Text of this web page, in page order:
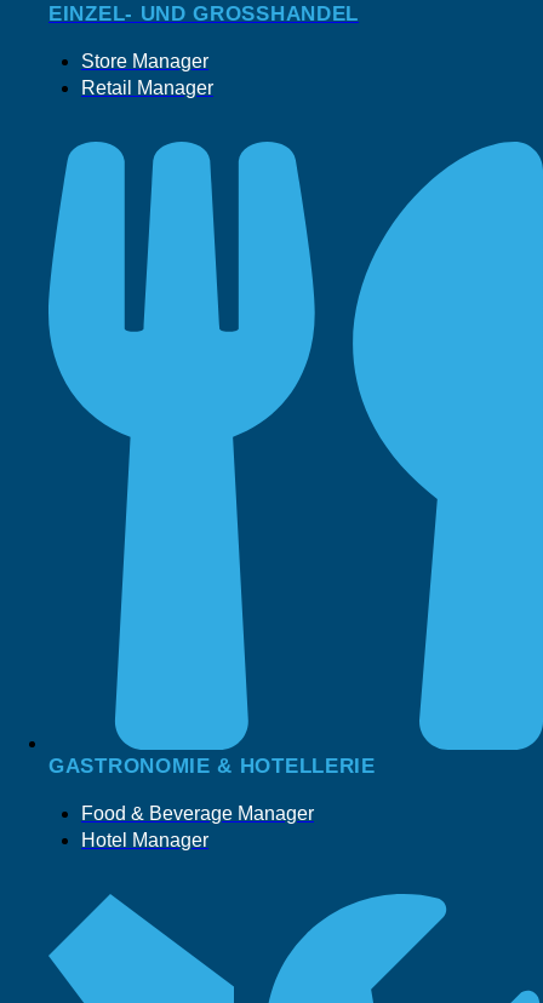
EINZEL- UND GROSSHANDEL
Store Manager
Retail Manager
GASTRONOMIE & HOTELLERIE
Food & Beverage Manager
Hotel Manager